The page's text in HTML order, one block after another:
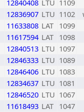
12840408 LTU 1109
12836907 LTU 1102
11633808 LAT 1099
11617594 LAT 1098
12840513 LTU 1097
12846333 LTU 1089
12846406 LTU 1083
12834637 LTU 1081
12846520 LTU 1067
11618493 LAT 1047